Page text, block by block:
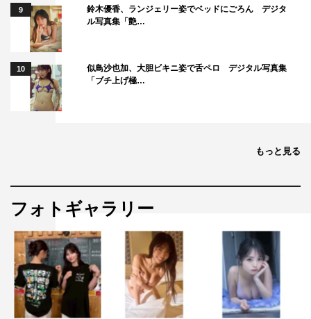
9
鈴木優香、ランジェリー姿でベッドにごろん デジタ
ル写真集「艶…
10
似鳥沙也加、大胆ビキニ姿で舌ペロ デジタル写真集
「ブチ上げ極…
もっと見る
フォトギャラリー